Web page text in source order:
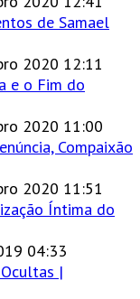
de Samael
2020 12:11
e o Fim do
2020 11:00
Compaixão
2020 11:51
Íntima do
04:33
|